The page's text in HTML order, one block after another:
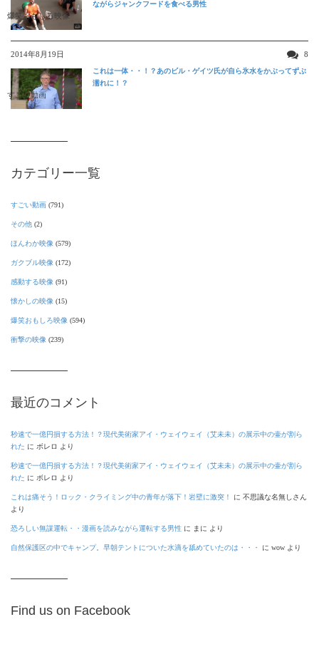
爆笑おもしろ映像
ながらジャンクフードを食べる男性
2014年8月19日 8
すごい動画
これは一体・・！？あのビル・ゲイツ氏が自ら氷水をかぶってずぶ
濡れに！？
カテゴリー一覧
すごい動画 (791)
その他 (2)
ほんわか映像 (579)
ガクブル映像 (172)
感動する映像 (91)
懐かしの映像 (15)
爆笑おもしろ映像 (594)
衝撃の映像 (239)
最近のコメント
秒速で一億円損する方法！？現代美術家アイ・ウェイウェイ（艾未未）の展示中の壷が割ら
れた に ボレロ より
秒速で一億円損する方法！？現代美術家アイ・ウェイウェイ（艾未未）の展示中の壷が割ら
れた に ボレロ より
これは痛そう！ロック・クライミング中の青年が落下！岩壁に激突！ に 不思議な名無しさん
より
恐ろしい無謀運転・・漫画を読みながら運転する男性 に まに より
自然保護区の中でキャンプ。早朝テントについた水滴を舐めていたのは・・・ に wow より
Find us on Facebook